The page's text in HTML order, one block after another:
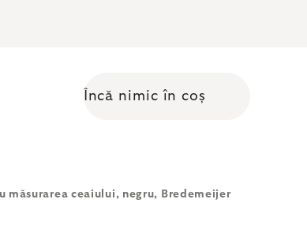
Coş de cumpărături
Încă nimic în coș
ceaiului, negru, Bredemeijer